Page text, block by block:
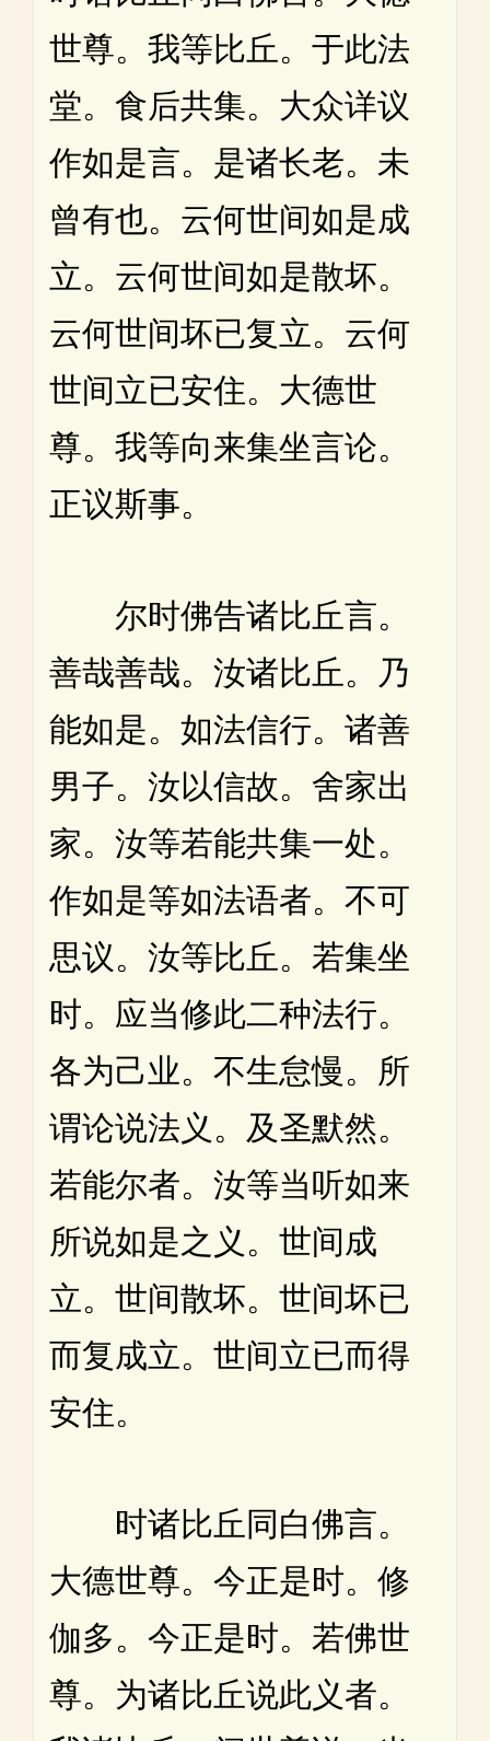
世尊。我等比丘。于此法
堂。食后共集。大众详议
作如是言。是诸长老。未
曾有也。云何世间如是成
立。云何世间如是散坏。
云何世间坏已复立。云何
世间立已安住。大德世
尊。我等向来集坐言论。
正议斯事。
尔时佛告诸比丘言。
善哉善哉。汝诸比丘。乃
能如是。如法信行。诸善
男子。汝以信故。舍家出
家。汝等若能共集一处。
作如是等如法语者。不可
思议。汝等比丘。若集坐
时。应当修此二种法行。
各为己业。不生怠慢。所
谓论说法义。及圣默然。
若能尔者。汝等当听如来
所说如是之义。世间成
立。世间散坏。世间坏已
而复成立。世间立已而得
安住。
时诸比丘同白佛言。
大德世尊。今正是时。修
伽多。今正是时。若佛世
尊。为诸比丘说此义者。